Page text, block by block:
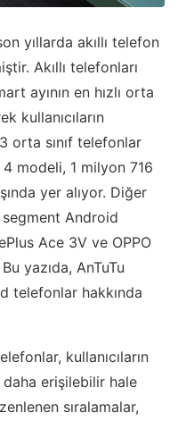
yıllarda akıllı telefon
Akıllı telefonları
ayının en hızlı orta
kullanıcıların
orta sınıf telefonlar
modeli, 1 milyon 716
yer alıyor. Diğer
Android
Ace 3V ve OPPO
yazıda, AnTuTu
telefonlar hakkında
kullanıcıların
erişilebilir hale
sıralamalar,